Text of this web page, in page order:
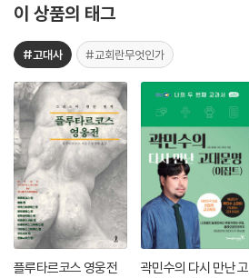
이 상품의 태그
#고대사 #교회란무엇인가
플루타르코스 영웅전
곽민수의 다시 만난 고